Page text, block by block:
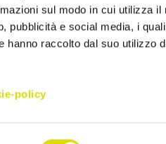
sul modo in cui utilizza il
pubblicità e social media, i
hanno raccolto dal suo utilizzo
policy